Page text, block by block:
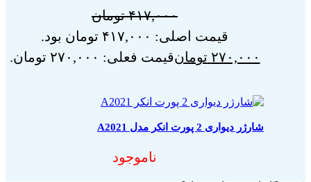
۴۱۷,۰۰۰ تومان
قیمت اصلی: ۴۱۷,۰۰۰ تومان بود.
۲۷۰,۰۰۰ تومانقیمت فعلی: ۲۷۰,۰۰۰ تومان.
شارژر دیواری 2 پورت انکر مدل A2021
ناموجود